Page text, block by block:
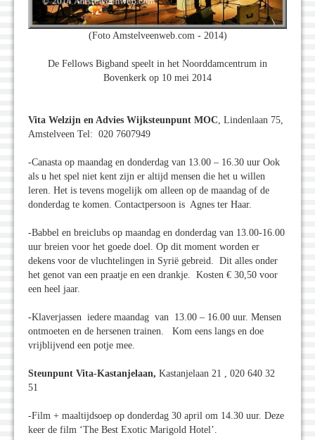
(Foto Amstelveenweb.com - 2014)
De Fellows Bigband speelt in het Noorddamcentrum in
Bovenkerk op 10 mei 2014
Vita Welzijn en Advies Wijksteunpunt MOC, Lindenlaan 75,
Amstelveen Tel: 020 7607949
-Canasta op maandag en donderdag van 13.00 – 16.30 uur Ook
als u het spel niet kent zijn er altijd mensen die het u willen
leren. Het is tevens mogelijk om alleen op de maandag of de
donderdag te komen. Contactpersoon is Agnes ter Haar.
-Babbel en breiclubs op maandag en donderdag van 13.00-16.00
uur breien voor het goede doel. Op dit moment worden er
dekens voor de vluchtelingen in Syrië gebreid. Dit alles onder
het genot van een praatje en een drankje. Kosten € 30,50 voor
een heel jaar.
-Klaverjassen iedere maandag van 13.00 – 16.00 uur. Mensen
ontmoeten en de hersenen trainen. Kom eens langs en doe
vrijblijvend een potje mee.
Steunpunt Vita-Kastanjelaan, Kastanjelaan 21 , 020 640 32
51
-Film + maaltijdsoep op donderdag 30 april om 14.30 uur. Deze
keer de film ‘The Best Exotic Marigold Hotel’.